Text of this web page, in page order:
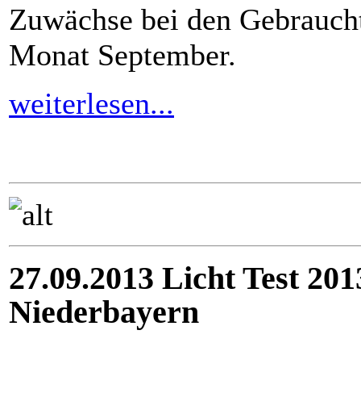
Zuwächse bei den
Monat September.
weiterlesen...
27.09.2013 Licht Test
Niederbayern